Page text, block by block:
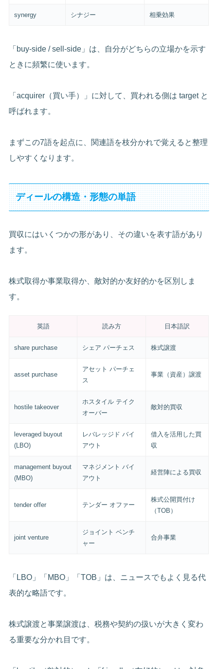
synergy シナジー 相乗効果
「buy-side / sell-side」は、自分がどちらの立場かを示す
ときに頻繁に使います。
「acquirer（買い手）」に対して、買われる側は target と
呼ばれます。
まずこの7語を起点に、関連語を枝分かれで覚えると整理
しやすくなります。
ディールの構造・形態の単語
買収にはいくつかの形があり、その違いを表す語があり
ます。
株式取得か事業取得か、敵対的か友好的かを区別しま
す。
英語 読み方 日本語訳
share purchase シェア パーチェス 株式譲渡
asset purchase
アセット パーチェ
ス
事業（資産）譲渡
hostile takeover
ホスタイル テイク
オーバー
敵対的買収
leveraged buyout
(LBO)
レバレッジド バイ
アウト
借入を活用した買
収
management buyout
(MBO)
マネジメント バイ
アウト
経営陣による買収
tender offer テンダー オファー
株式公開買付け
（TOB）
joint venture
ジョイント ベンチ
ャー
合弁事業
「LBO」「MBO」「TOB」は、ニュースでもよく見る代
表的な略語です。
株式譲渡と事業譲渡は、税務や契約の扱いが大きく変わ
る重要な分かれ目です。